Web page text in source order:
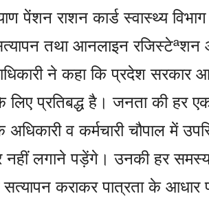
पेंशन राशन कार्ड स्वास्थ्य
तथा आनलाइन रजिस्टेªशन
ने कहा कि प्रदेश
लिए प्रतिबद्ध है। जनता की हर
व कर्मचारी चौपाल में
लगाने पड़ेंगे। उनकी हर
सत्यापन कराकर पात्रता के